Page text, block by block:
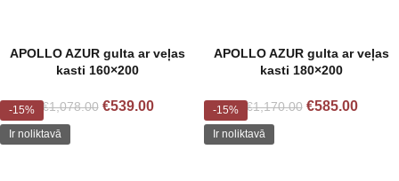
APOLLO AZUR gulta ar veļas
kasti 160×200
€1,078.00 €539.00
APOLLO AZUR gulta ar veļas
kasti 180×200
€1,170.00 €585.00
-15%
Ir noliktavā
-15%
Ir noliktavā